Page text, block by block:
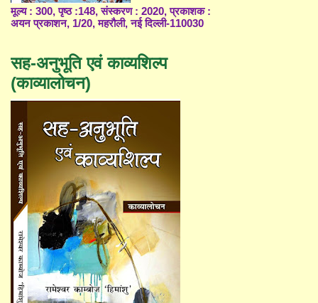
मूल्य : 300, पृष्ठ :148, संस्करण : 2020, प्रकाशक :
अयन प्रकाशन, 1/20, महरौली, नई दिल्ली-110030
सह-अनुभूति एवं काव्यशिल्प
(काव्यालोचन)